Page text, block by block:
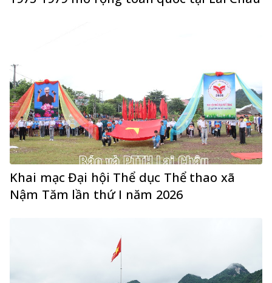
Khai mạc Đại hội Thể dục Thể thao xã
Nậm Tăm lần thứ I năm 2026